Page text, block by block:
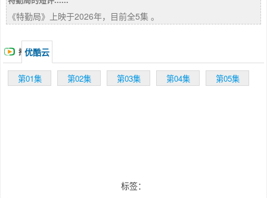
务员妻子与母亲，实则是英国情报机构的顶尖
《特勤局》上映于2026年，目前全5集 。
播优酷云
第01集 第02集 第03集 第04集 第05集
标签：